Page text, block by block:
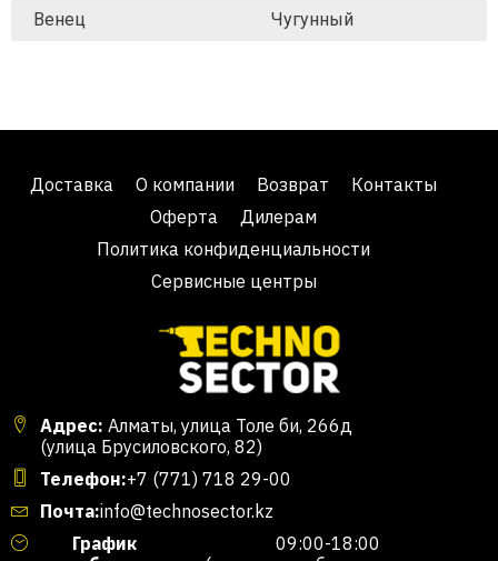
Венец Чугунный
Доставка О компании Возврат
Контакты
Оферта
Дилерам
Политика конфиденциальности
Сервисные центры
Адрес: Алматы, улица Толе би, 266д
(улица Брусиловского, 82)
Телефон:+7 (771) 718 29-00
Почта:info@technosector.kz
График
09:00-18:00